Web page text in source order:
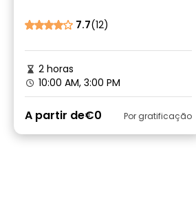
7.7(12)
2 horas
10:00 AM, 3:00 PM
A partir de€0 Por gratificação